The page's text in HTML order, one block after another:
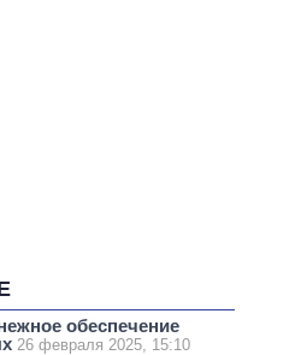
обеспечение
26 февраля 2025, 15:10